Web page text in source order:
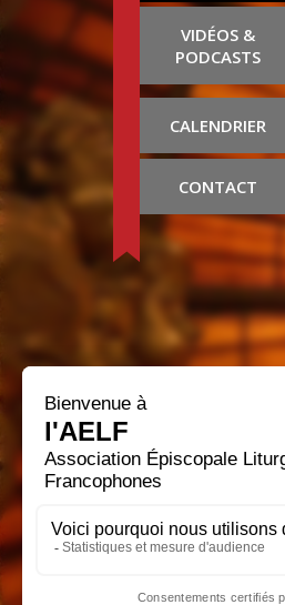
VIDÉOS &
PODCASTS
CALENDRIER
CONTACT